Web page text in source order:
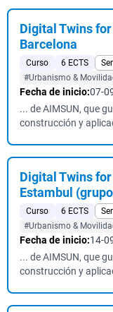
Digital Twins
Barcelona
Curso 6 ECTS
#Urbanismo &
Fecha de inicio:07-
... de AIMSUN, que
construcción y
Digital Twins
Estambul
Curso 6 ECTS
#Urbanismo &
Fecha de inicio:14-
... de AIMSUN, que
construcción y